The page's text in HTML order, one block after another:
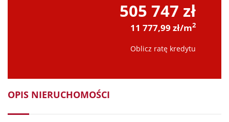
505 747 zł
11 777,99 zł/m2
Oblicz ratę kredytu
OPIS NIERUCHOMOŚCI